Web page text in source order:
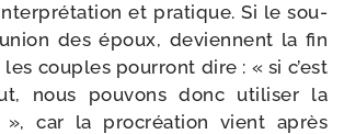
et pra­tique. Si le sou­
des époux, deviennent la fin
couples pour­ront dire : « si c’est
nous pou­vons donc uti­li­ser la
», car la pro­créa­tion vient après